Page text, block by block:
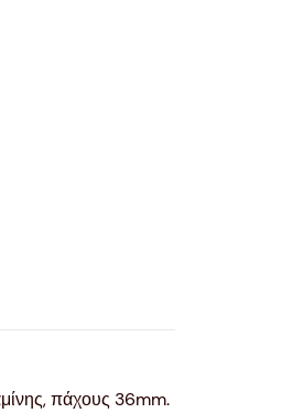
πάχους 36mm.